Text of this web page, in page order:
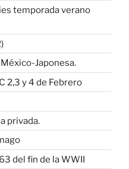
temporada verano
Japonesa.
2,3 y 4 de Febrero
privada.
del fin de la WWII